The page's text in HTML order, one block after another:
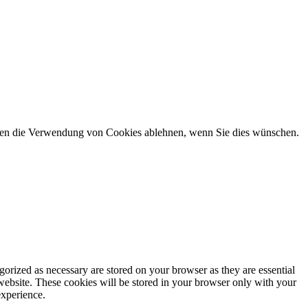
die Verwendung von Cookies ablehnen, wenn Sie dies wünschen.
as necessary are stored on your browser as they are essential
These cookies will be stored in your browser only with your